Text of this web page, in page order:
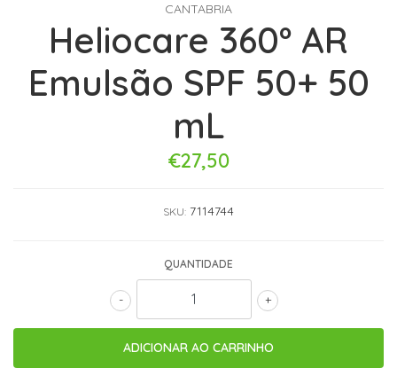
CANTABRIA
Heliocare 360º AR
Emulsão SPF 50+ 50
mL
€27,50
SKU: 7114744
QUANTIDADE
+
-